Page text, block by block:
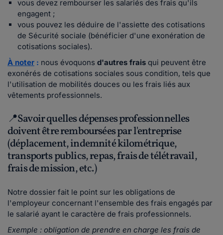
vous devez rembourser les salariés des frais qu'ils
engagent ;
vous pouvez les déduire de l'assiette des cotisations
de Sécurité sociale (bénéficier d'une exonération de
cotisations sociales).
À noter : nous évoquons d'autres frais qui peuvent être
exonérés de cotisations sociales sous condition, tels que
l'utilisation de mobilités douces ou les frais liés aux
vêtements professionnels.
📍Savoir quelles dépenses professionnelles
doivent être remboursées par l'entreprise
(déplacement, indemnité kilométrique,
transports publics, repas, frais de télétravail,
frais de mission, etc.)
Notre dossier fait le point sur les obligations de
l'employeur concernant l'ensemble des frais engagés par
le salarié ayant le caractère de frais professionnels.
Exemple : obligation de prendre en charge les frais de